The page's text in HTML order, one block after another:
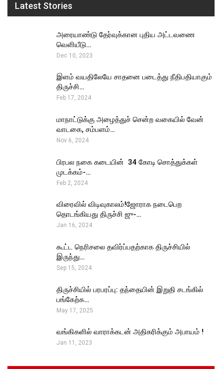
Latest Stories
அரையாண்டு தேர்வுக்கான புதிய அட்டவணை
வெளியீடு…
Dec 10, 2023
இளம் வயதிலேயே சாதனை படைத்து நீதிபதியாகும்
திருச்சி…
Feb 17, 2024
மாநாட்டுக்கு அழைத்துச் சென்ற வகையில் வேன்
வாடகை, சம்பளம்…
Nov 6, 2024
பிரபல நகை கடையின் ₹ 34 கோடி சொத்துக்கள்
முடக்கம்-…
Feb 2, 2024
விரைவில் விடிவுகாலம்!ஜோராக நடைபெற
தொடங்கியது திருச்சி ஜு-…
Jan 16, 2024
கூட்ட நெரிசலை தவிர்ப்பதற்காக திருச்சியில்
இருந்து…
Sep 15, 2024
திருச்சியில் பரபரப்பு: தந்தையின் இறுதி சடங்கில்
பங்கேற்க…
May 17, 2025
வங்கிகளில் வாராக்கடன் அதிகரிக்கும் அபாயம் !
Jan 11, 2023